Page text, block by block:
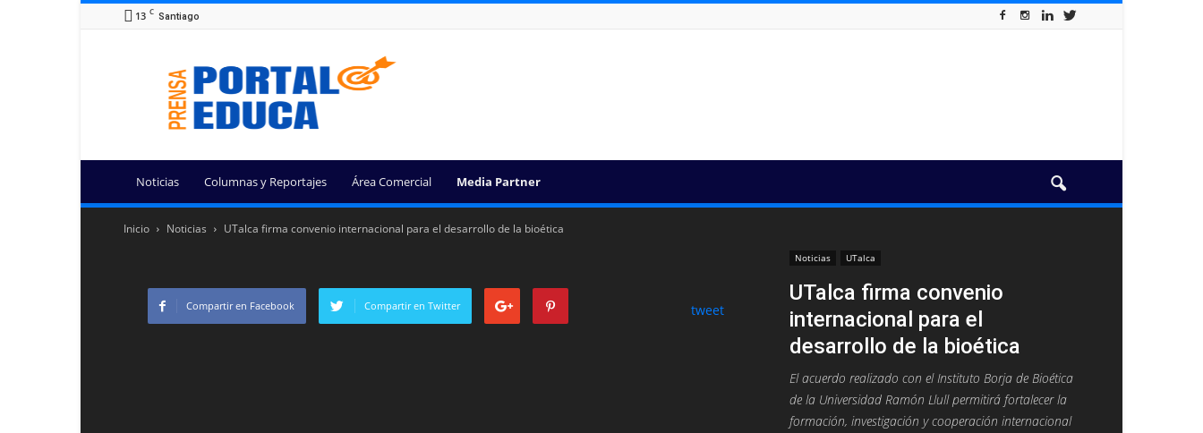
13 C Santiago
Portal
Educa
Noticias Columnas y Reportajes Área Comercial Media Partner
Inicio Noticias UTalca firma convenio internacional para el desarrollo de la bioética
Noticias UTalca
UTalca firma convenio
internacional para el
desarrollo de la bioética
El acuerdo realizado con el Instituto Borja de Bioética
de la Universidad Ramón Llull permitirá fortalecer la
formación, investigación y cooperación internacional
Compartir en Facebook Compartir en Twitter tweet